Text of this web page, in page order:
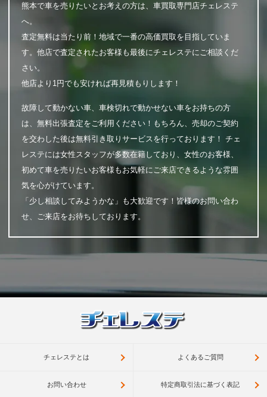
熊本で車を売りたいとお考えの方は、車買取専門店チェレステ
へ。
査定無料は当たり前！地域で一番の高価買取を目指していま
す。他店で査定されたお客様も最後にチェレステにご相談くだ
さい。
他店より1円でも安ければ再見積もりします！
故障して動かない車、車検切れで動かせない車をお持ちの方
は、無料出張査定をご利用ください！もちろん、売却のご契約
を交わした後は無料引き取りサービスを行っております！ チェ
レステには女性スタッフが多数在籍しており、女性のお客様、
初めて車を売りたいお客様もお気軽にご来店できるような雰囲
気を心がけています。
「少し相談してみようかな」も大歓迎です！皆様のお問い合わ
せ、ご来店をお待ちしております。
チェレステとは よくあるご質問
お問い合わせ 特定商取引法に基づく表記